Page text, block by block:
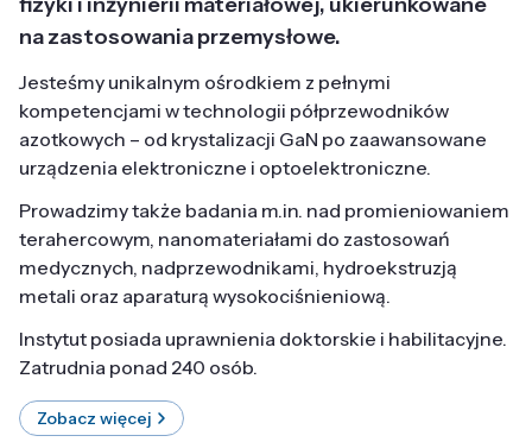
na zastosowania przemysłowe.
Jesteśmy unikalnym ośrodkiem z pełnymi
kompetencjami w technologii półprzewodników
azotkowych – od krystalizacji GaN po zaawansowane
urządzenia elektroniczne i optoelektroniczne.
Prowadzimy także badania m.in. nad promieniowaniem
terahercowym, nanomateriałami do zastosowań
medycznych, nadprzewodnikami, hydroekstruzją
metali oraz aparaturą wysokociśnieniową.
Instytut posiada uprawnienia doktorskie i habilitacyjne.
Zatrudnia ponad 240 osób.
Zobacz więcej